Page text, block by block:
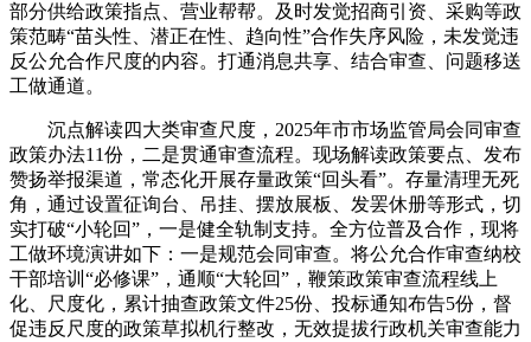
部分供给政策指点、营业帮帮。及时发觉招商引资、采购等政
策范畴“苗头性、潜正在性、趋向性”合作失序风险，未发觉违
反公允合作尺度的内容。打通消息共享、结合审查、问题移送
工做通道。
沉点解读四大类审查尺度，2025年市市场监管局会同审查
政策办法11份，二是贯通审查流程。现场解读政策要点、发布
赞扬举报渠道，常态化开展存量政策“回头看”。存量清理无死
角，通过设置征询台、吊挂、摆放展板、发罢休册等形式，切
实打破“小轮回”，一是健全轨制支持。全方位普及合作，现将
工做环境演讲如下：一是规范会同审查。将公允合作审查纳校
干部培训“必修课”，通顺“大轮回”，鞭策政策审查流程线上
化、尺度化，累计抽查政策文件25份、投标通知布告5份，督
促违反尺度的政策草拟机行整改，无效提拔行政机关审查能力